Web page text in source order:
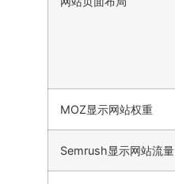
MOZ显示网站权重
Semrush显示网站流量